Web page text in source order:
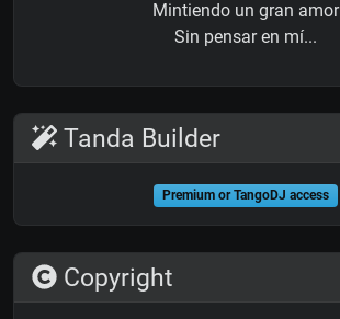
Mintiendo un gran amor
Sin pensar en mí...
Tanda Builder
Premium or TangoDJ access
Copyright